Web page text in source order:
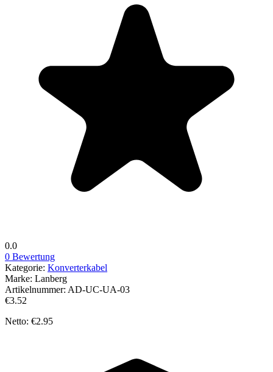
0.0
0 Bewertung
Kategorie: Konverterkabel
Marke: Lanberg
Artikelnummer: AD-UC-UA-03
€3.52
Netto: €2.95